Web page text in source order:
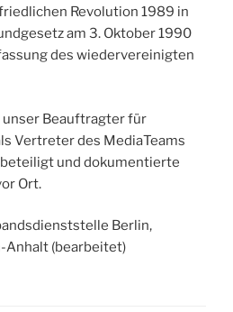
Revolution 1989 in
am 3. Oktober 1990
des wiedervereinigten
unser Beauftragter für
Vertreter des MediaTeams
und dokumentierte
Ort.
Berlin,
Anhalt (bearbeitet)